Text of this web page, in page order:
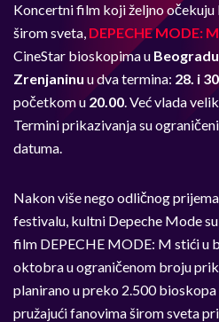
Koncertni film koji željno
širom sveta, DEPECHE MODE: M
CineStar bioskopima u
Zrenjaninu u dva termina: 28. i
početkom u 20.00. Već vlada
Termini prikazivanja su
datuma.
Nakon više nego odličnog
festivalu, kultni Depeche Mode
film DEPECHE MODE: M stići u
oktobra u ograničenom broju
planirano u preko 2.500
pružajući fanovima širom sveta